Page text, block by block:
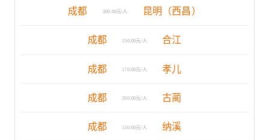
成都 300.00元/人 昆明（西昌）
成都 150.00元/人 合江
成都 170.00元/人 孝儿
成都 200.00元/人 古蔺
成都 130.00元/人 纳溪